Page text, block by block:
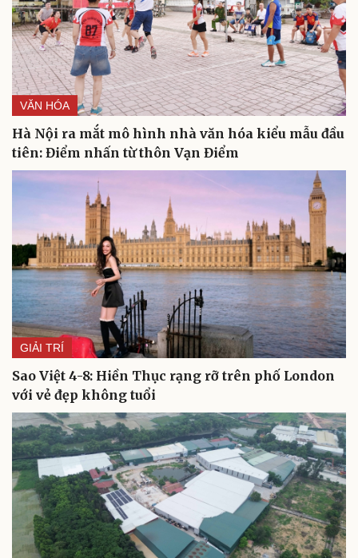
Tư vấn
Săn Tour
check-in
Podcast
Câu chuyện thời sự
Đọc truyện đêm khuya
Cửa sổ tình yêu
Kể chuyện cho bé
Hạt giống tâm hồn
VĂN HÓA
Hà Nội ra mắt mô hình nhà văn hóa kiểu mẫu đầu
tiên: Điểm nhấn từ thôn Vạn Điểm
GIẢI TRÍ
Sao Việt 4-8: Hiền Thục rạng rỡ trên phố London
với vẻ đẹp không tuổi